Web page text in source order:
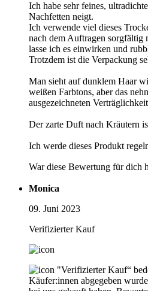
Ich habe sehr feines,
Nachfetten neigt.
Ich verwende viel dieses
nach dem Auftragen sorgfältig
lasse ich es einwirken und
Trotzdem ist die Verpackung
Man sieht auf dunklem Haar
weißen Farbtons, aber das
ausgezeichneten
Der zarte Duft nach Kräutern
Ich werde dieses Produkt
War diese Bewertung für dich
Monica
09. Juni 2023
Verifizierter Kauf
"Verifizierter Kauf“
Käufer:innen abgegeben